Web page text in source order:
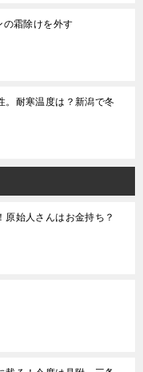
霜除けを外す
。耐寒温度は？新潟で冬
原始人さんはお金持ち？